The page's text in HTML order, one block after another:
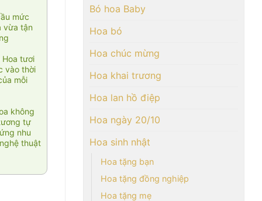
Bó hoa Baby
Hoa bó
Hoa chúc mừng
Hoa khai trương
Hoa lan hồ điệp
Hoa ngày 20/10
Hoa sinh nhật
Hoa tặng bạn
Hoa tặng đồng nghiệp
Hoa tặng mẹ
mức
vừa tận
tươi
vào thời
mỗi
không
tự
nhu
thuật